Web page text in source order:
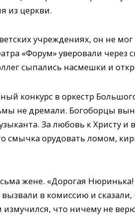
из церкви.
учреждениях, он не
«Форум» уверовали через
сыпались насмешки и
конкурс в оркестр
не дремали. Богоборцы
За любовь к Христу и
смычка орудовать ломом,
жене. «Дорогая
в комиссию и
что ничему не